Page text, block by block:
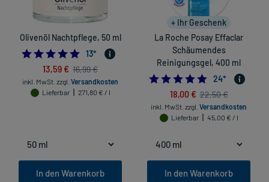
Olivenöl Nachtpflege, 50 ml
5.0
13*
13,59 € 16,99 €
inkl. MwSt. zzgl. Versandkosten
Lieferbar
271,80 € / l
In den Warenkorb
+ Ihr Geschenk
La Roche Posay Effaclar
Schäumendes
Reinigungsgel, 400 ml
5.0
24*
18,00 € 22,50 €
inkl. MwSt. zzgl. Versandkosten
Lieferbar
45,00 € / l
In den Warenkorb